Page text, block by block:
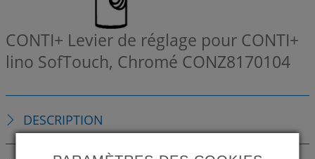
CONTI+ Levier de réglage pour CONTI+
lino SofTouch, Chromé CONZ8170104
DESCRIPTION